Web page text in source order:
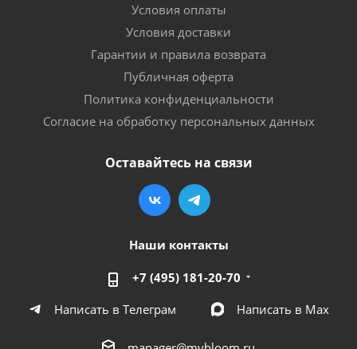
Условия оплаты
Условия доставки
Гарантии и правила возврата
Публичная оферта
Политика конфиденциальности
Согласие на обработку персональных данных
Оставайтесь на связи
Наши контакты
+7 (495) 181-20-70
Написать в Телеграм
Написать в Мах